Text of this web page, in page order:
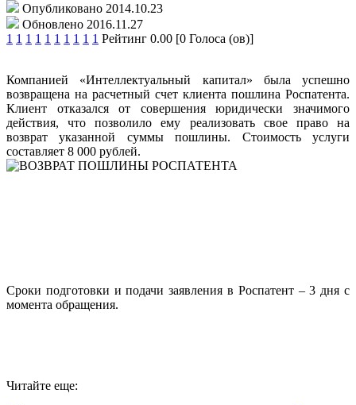
Опубликовано 2014.10.23
Обновлено 2016.11.27
1 1 1 1 1 1 1 1 1 1 Рейтинг 0.00 [0 Голоса (ов)]
Компанией «Интеллектуальный капитал» была успешно
возвращена на расчетный счет клиента пошлина Роспатента.
Клиент отказался от совершения юридически значимого
действия, что позволило ему реализовать свое право на
возврат указанной суммы пошлины. Стоимость услуги
составляет 8 000 рублей.
Сроки подготовки и подачи заявления в Роспатент – 3 дня с
момента обращения.
Читайте еще: